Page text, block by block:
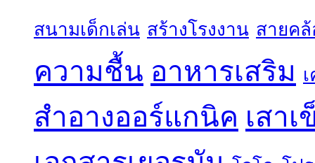
สนามเด็กเล่น สร้างโรงงาน สายคล้
ความชื้น อาหารเสริม
สำอางออร์แกนิค เสาเ